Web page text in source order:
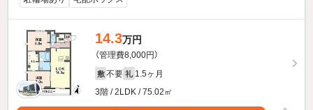
14.3万円
（管理費8,000円）
敷 不要 礼 1.5ヶ月
3階 / 2LDK / 75.02㎡